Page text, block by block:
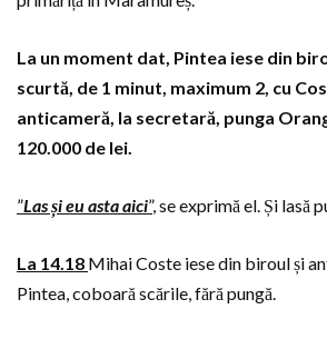
La un moment dat, Pintea iese din
scurtă, de 1 minut, maximum 2, cu
anticameră, la secretară, punga
120.000 de lei.
”Las și eu asta aici”, se exprimă el. Și lasă
La 14.18 Mihai Coste iese din biroul și
Pintea, coboară scările, fără pungă.